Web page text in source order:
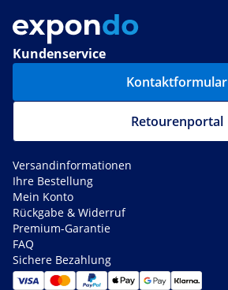
Kundenservice
Kontaktformular
Retourenportal
Versandinformationen
Ihre Bestellung
Mein Konto
Rückgabe & Widerruf
Premium-Garantie
FAQ
Sichere Bezahlung